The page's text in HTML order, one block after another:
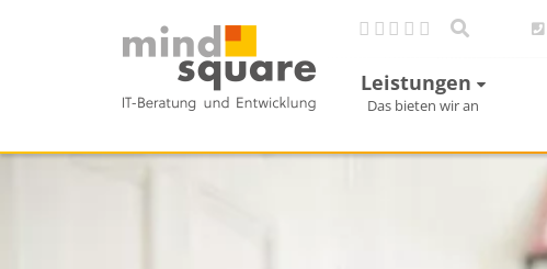
Leistungen
Das bieten wir an